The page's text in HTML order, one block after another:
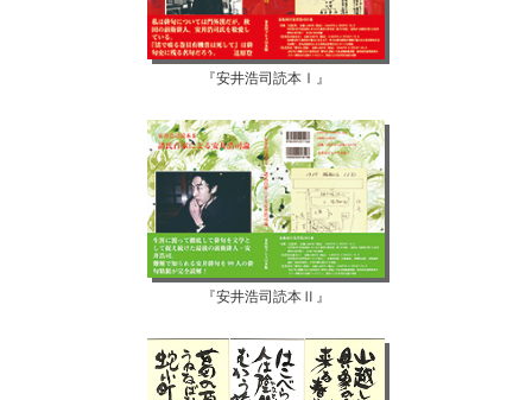
『安井浩司読本Ⅰ』
『安井浩司読本Ⅱ』